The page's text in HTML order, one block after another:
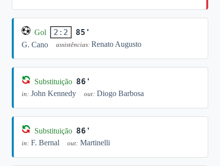
Gol 2:2 85'
G. Cano assistências: Renato Augusto
Substituição 86'
in: John Kennedy out: Diogo Barbosa
Substituição 86'
in: F. Bernal out: Martinelli